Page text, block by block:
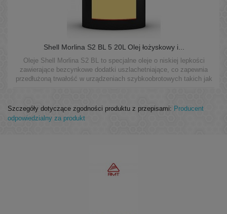
Shell Morlina S2 BL 5 20L Olej łożyskowy i...
Oleje Shell Morlina S2 BL to specjalne oleje o niskiej lepkości
zawierające bezcynkowe dodatki uszlachetniające, co zapewnia
przedłużoną trwałość w urządzeniach szybkoobrotowych takich jak
Szczegóły dotyczące zgodności produktu z przepisami: Producent
odpowiedzialny za produkt